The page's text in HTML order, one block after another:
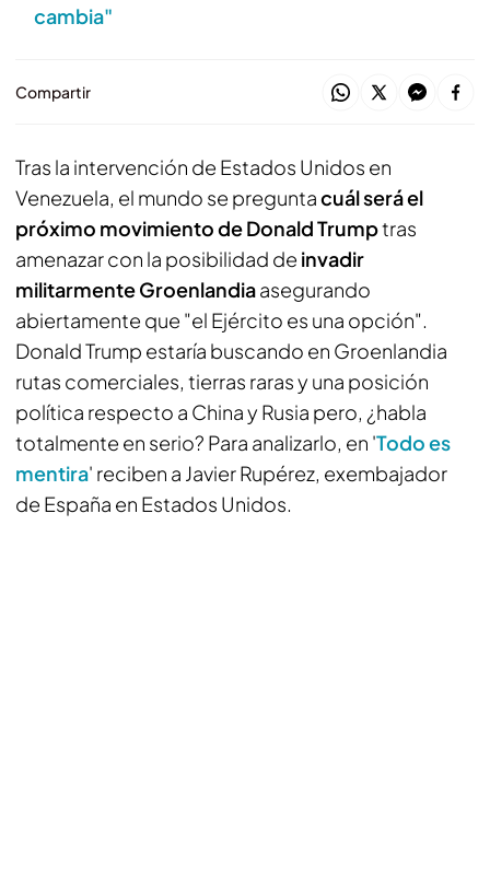
cambia"
Compartir
Tras la intervención de Estados Unidos en
Venezuela, el mundo se preguntacuál será el
próximo movimiento de Donald Trumptras
amenazar con la posibilidad de invadir
militarmente Groenlandiaasegurando
abiertamente que "el Ejército es una opción".
Donald Trump estaría buscando en Groenlandia
rutas comerciales, tierras raras y una posición
política respecto a China y Rusia pero, ¿habla
totalmente en serio? Para analizarlo, en 'Todo es
mentira' reciben a Javier Rupérez, exembajador
de España en Estados Unidos.